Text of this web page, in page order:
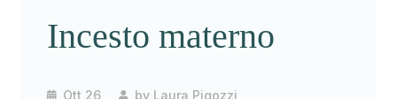
Incesto materno
Ott 26 by Laura Pigozzi